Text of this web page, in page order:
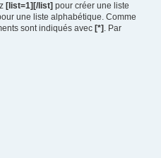
[list=1][/list] pour créer une liste
une liste alphabétique. Comme
sont indiqués avec [*] . Par